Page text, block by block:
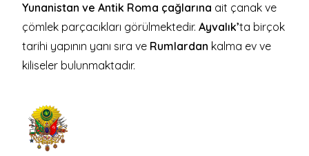
Yunanistan ve Antik Roma çağlarına ait çanak ve
çömlek parçacıkları görülmektedir.Ayvalık’ta birçok
tarihi yapının yanı sıra ve Rumlardan kalma ev ve
kiliseler bulunmaktadır.